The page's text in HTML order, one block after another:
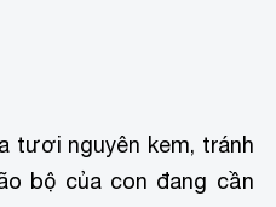
tươi nguyên kem, tránh
bộ của con đang cần